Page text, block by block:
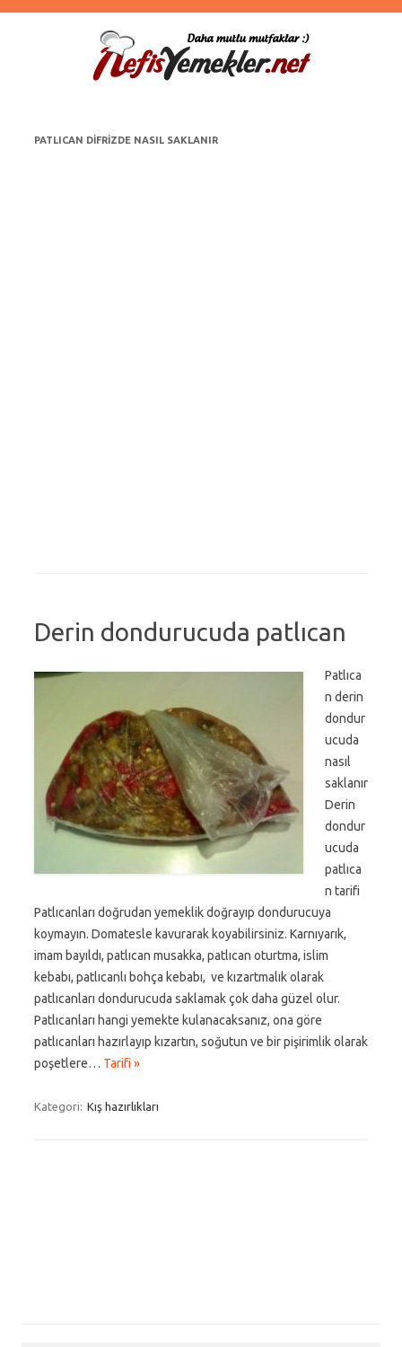
PATLICAN DIFRIZDE NASIL SAKLANIR
Derin dondurucuda patlıcan
Patlıca
n derin
dondur
ucuda
nasıl
saklanır
Derin
dondur
ucuda
patlıca
n tarifi
Patlıcanları doğrudan yemeklik doğrayıp dondurucuya
koymayın. Domatesle kavurarak koyabilirsiniz. Karnıyarık,
imam bayıldı, patlıcan musakka, patlıcan oturtma, islim
kebabı, patlıcanlı bohça kebabı, ve kızartmalık olarak
patlıcanları dondurucuda saklamak çok daha güzel olur.
Patlıcanları hangi yemekte kulanacaksanız, ona göre
patlıcanları hazırlayıp kızartın, soğutun ve bir pişirimlik olarak
poşetlere… Tarifi »
Kategori: Kış hazırlıkları